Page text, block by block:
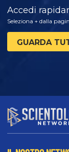
Accedi
Seleziona + dalla
GUARDA